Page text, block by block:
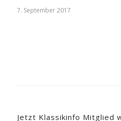
7. September 2017
Jetzt Klassikinfo Mitglied